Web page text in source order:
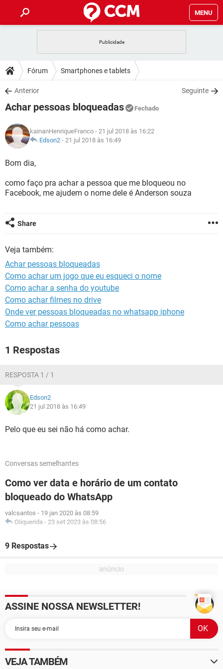
MENU
CELULAR FACEBOOK
OUTLOOK
INSTAGRAM GMAIL
GUIA DE COMPRAS
DICAS
JOGOS WHATSAPP
INSTAGRAM GMAIL
GUIA DE COMPRAS
DOWNLOADS
JOGOS WHATSAPP
CELULAR
OUTLOOK EXCEL
INSTAGRAM
JOGOS WHATSAPP
CELULAR
OUTLOOK
INSTAGRAM GMAIL
GLOSSÁRIO
JOGOS
OUTLOOK EXCEL
GUIA DE COMPRAS
Fórum Smartphones e tablets
Anterior Seguinte
Achar pessoas bloqueadas Fechado
kainanHenriqueFranco - 21 jul 2018 às 16:22
Edson2 - 21 jul 2018 às 16:49
Bom dia,
como faço pra achar a pessoa que me bloqueou no
Facebook, me ajudem o nome dele é Anderson souza
Share
Veja também:
Achar pessoas bloqueadas
Como achar um jogo que eu esqueci o nome
Como achar a senha do youtube
Como achar filmes no drive
Onde ver pessoas bloqueadas no whatsapp iphone
Como achar pessoas
1 Respostas
RESPOSTA 1 / 1
Edson2
21 jul 2018 às 16:49
Pelo que eu sei não há como achar.
Conversas semelhantes
Como ver data e horário de um contato
bloqueado do WhatsApp
valcsantos - 19 jan 2020 às 08:59
Oiiquerida - 23 set 2023 às 08:56
9 Respostas
ASSINE NOSSA NEWSLETTER!
VEJA TAMBÉM